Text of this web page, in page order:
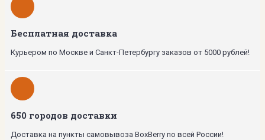
Бесплатная доставка
Курьером по Москве и Санкт-Петербургу заказов от 5000 рублей!
650 городов доставки
Доставка на пункты самовывоза BoxBerry по всей России!